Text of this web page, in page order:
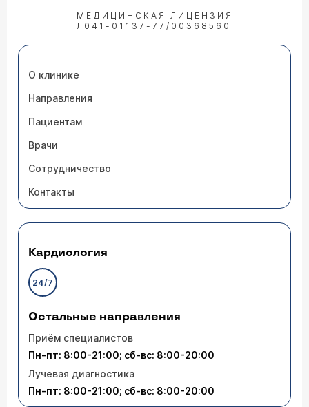
МЕДИЦИНСКАЯ ЛИЦЕНЗИЯ
Л041-01137-77/00368560
О клинике
Направления
Пациентам
Врачи
Сотрудничество
Контакты
Кардиология
24/7
Остальные направления
Приём специалистов
Пн-пт: 8:00-21:00; сб-вс: 8:00-20:00
Лучевая диагностика
Пн-пт: 8:00-21:00; сб-вс: 8:00-20:00